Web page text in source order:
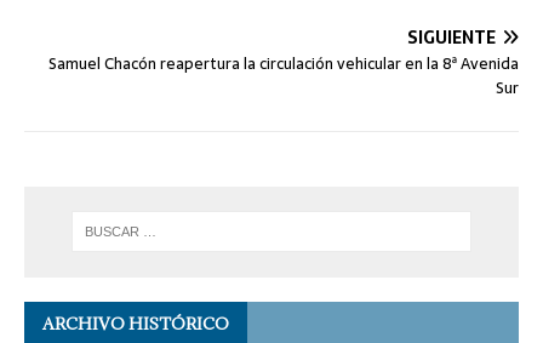
SIGUIENTE
Samuel Chacón reapertura la circulación vehicular en la 8ª Avenida
Sur
ARCHIVO HISTÓRICO